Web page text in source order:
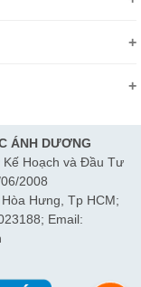
ÁNH DƯƠNG
Hoạch và Đầu Tư
2008
Hưng, Tp HCM;
Email: